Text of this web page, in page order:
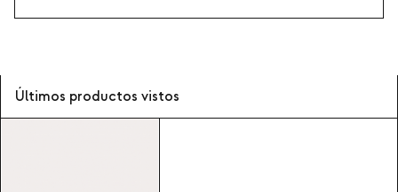
Últimos productos vistos